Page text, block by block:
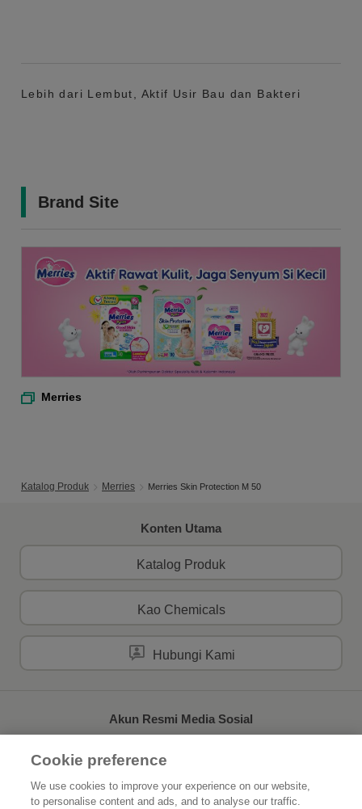
Lebih dari Lembut, Aktif Usir Bau dan Bakteri
Brand Site
Merries
Katalog Produk Merries Merries Skin Protection M 50
Konten Utama
Katalog Produk
Kao Chemicals
Hubungi Kami
Akun Resmi Media Sosial
Cookie preference
We use cookies to improve your experience on our website,
to personalise content and ads, and to analyse our traffic.